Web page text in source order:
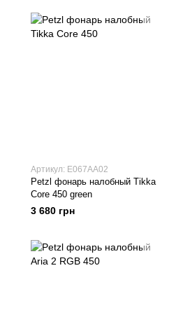
Артикул: E067AA02
Petzl фонарь налобный Tikka
Core 450 green
3 680 грн